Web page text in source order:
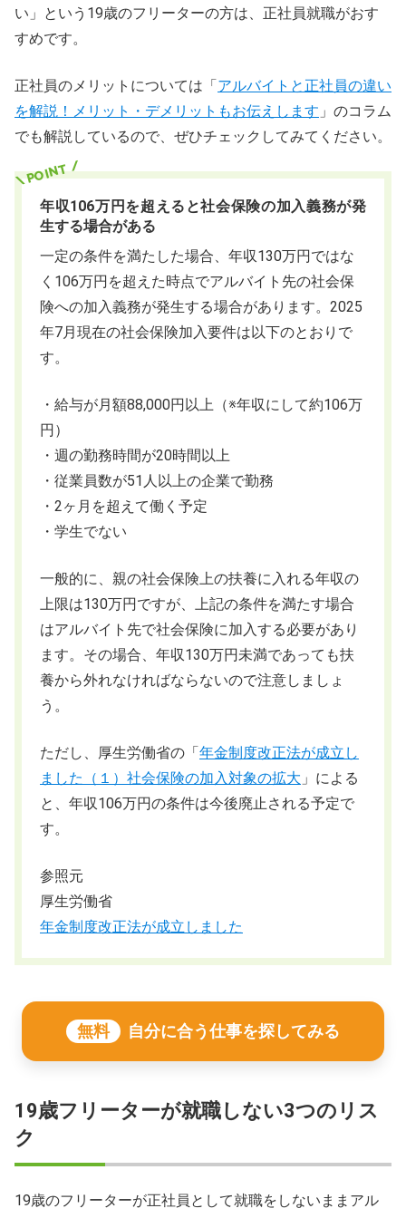
い」という19歳のフリーターの方は、正社員就職がおす
すめです。
正社員のメリットについては「 アルバイトと正社員の違い
を解説！メリット・デメリットもお伝えします 」のコラム
でも解説しているので、ぜひチェックしてみてください。
年収106万円を超えると社会保険の加入義務が発
生する場合がある
一定の条件を満たした場合、年収130万円ではな
く106万円を超えた時点でアルバイト先の社会保
険への加入義務が発生する場合があります。2025
年7月現在の社会保険加入要件は以下のとおりで
す。
・給与が月額88,000円以上（※年収にして約106万
円）
・週の勤務時間が20時間以上
・従業員数が51人以上の企業で勤務
・2ヶ月を超えて働く予定
・学生でない
一般的に、親の社会保険上の扶養に入れる年収の
上限は130万円ですが、上記の条件を満たす場合
はアルバイト先で社会保険に加入する必要があり
ます。その場合、年収130万円未満であっても扶
養から外れなければならないので注意しましょ
う。
ただし、厚生労働省の「 年金制度改正法が成立し
ました（１）社会保険の加入対象の拡大 」による
と、年収106万円の条件は今後廃止される予定で
す。
参照元
厚生労働省
年金制度改正法が成立しました
無料 自分に合う仕事を探してみる
19歳フリーターが就職しない3つのリス
ク
19歳のフリーターが正社員として就職をしないままアル